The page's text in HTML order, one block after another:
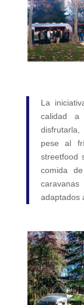
La
calidad
disfrutarla,
pese al
streetfood
comida
adaptados